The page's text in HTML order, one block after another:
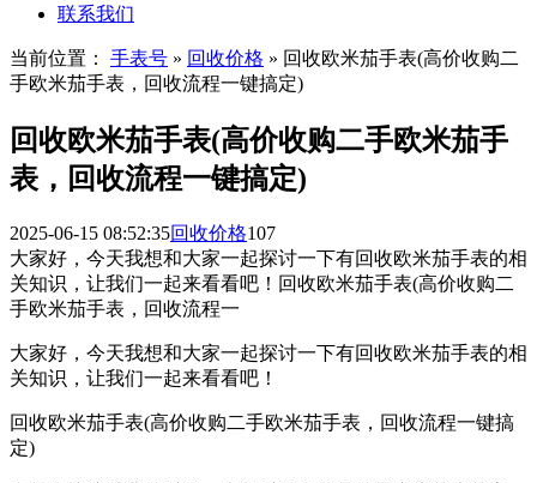
联系我们
当前位置： 手表号 » 回收价格 » 回收欧米茄手表(高价收购二
手欧米茄手表，回收流程一键搞定)
回收欧米茄手表(高价收购二手欧米茄手
表，回收流程一键搞定)
2025-06-15 08:52:35回收价格107
大家好，今天我想和大家一起探讨一下有回收欧米茄手表的相
关知识，让我们一起来看看吧！回收欧米茄手表(高价收购二
手欧米茄手表，回收流程一
大家好，今天我想和大家一起探讨一下有回收欧米茄手表的相
关知识，让我们一起来看看吧！
回收欧米茄手表(高价收购二手欧米茄手表，回收流程一键搞
定)